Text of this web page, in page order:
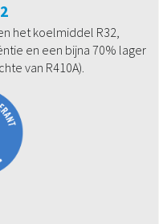
het koelmiddel R32,
en een bijna 70% lager
van R410A).